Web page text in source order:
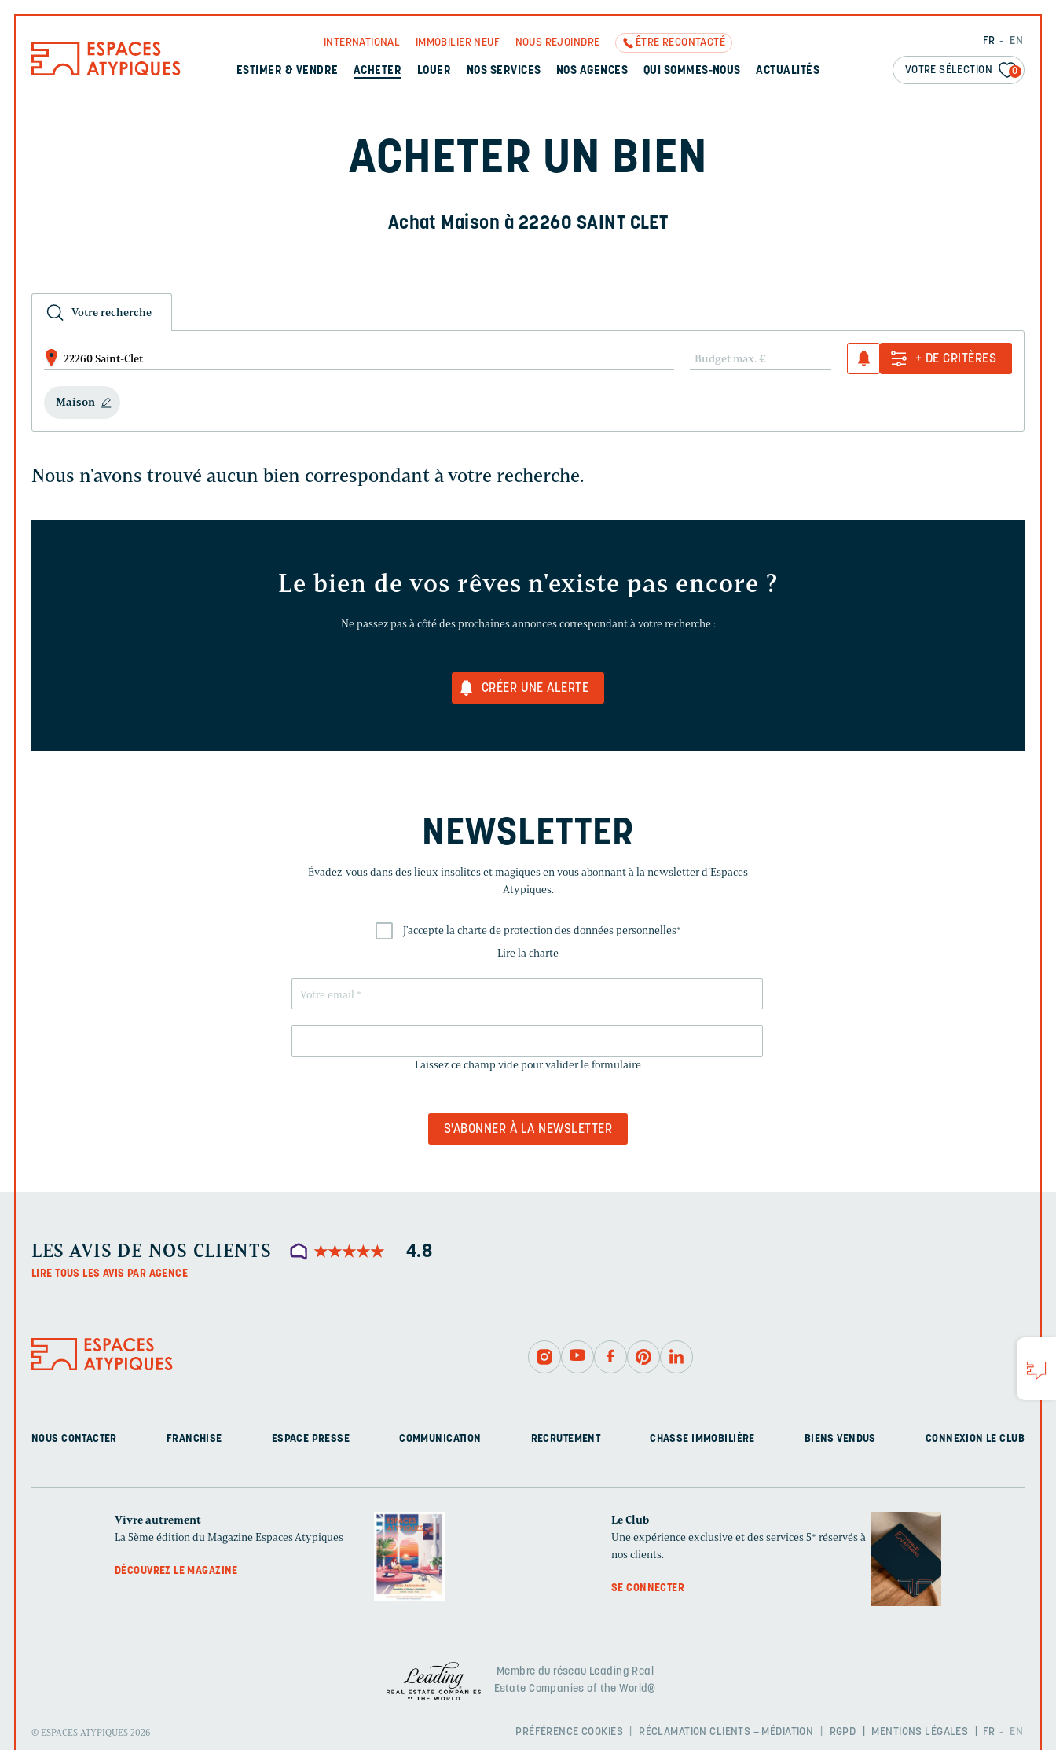
FR EN
VOTRE SÉLECTION 0
INTERNATIONAL IMMOBILIER NEUF NOUS REJOINDRE ÊTRE RECONTACTÉ
ESTIMER & VENDRE ACHETER LOUER NOS SERVICES NOS AGENCES QUI SOMMES-NOUS ACTUALITÉS
ACHETER UN BIEN
Achat Maison à 22260 SAINT CLET
Votre recherche
22260 Saint-Clet Budget max.€ + DE CRITÈRES
Maison
Nous n'avons trouvé aucun bien correspondant à votre recherche.
Le bien de vos rêves n'existe pas encore ?
Ne passez pas à côté des prochaines annonces correspondant à votre recherche :
CRÉER UNE ALERTE
NEWSLETTER
Évadez-vous dans des lieux insolites et magiques en vous abonnant à la newsletter d’Espaces
Atypiques.
J'accepte la charte de protection des données personnelles*
Lire la charte
CHAMP
Laissez ce champ vide pour valider le formulaire
LES AVIS DE NOS CLIENTS ★★★★★
★★★★★ 4.8
LIRE TOUS LES AVIS PAR AGENCE
NOUS CONTACTER FRANCHISE ESPACE PRESSE COMMUNICATION RECRUTEMENT CHASSE IMMOBILIÈRE BIENS VENDUS CONNEXION LE CLUB
Vivre autrement
La 5ème édition du Magazine Espaces Atypiques
DÉCOUVREZ LE MAGAZINE
Le Club
Une expérience exclusive et des services 5* réservés à
nos clients.
SE CONNECTER
Membre du réseau Leading Real
Estate Companies of the World®
FR EN
PRÉFÉRENCE COOKIES RÉCLAMATION CLIENTS – MÉDIATION RGPD MENTIONS LÉGALES
© ESPACES ATYPIQUES 2026